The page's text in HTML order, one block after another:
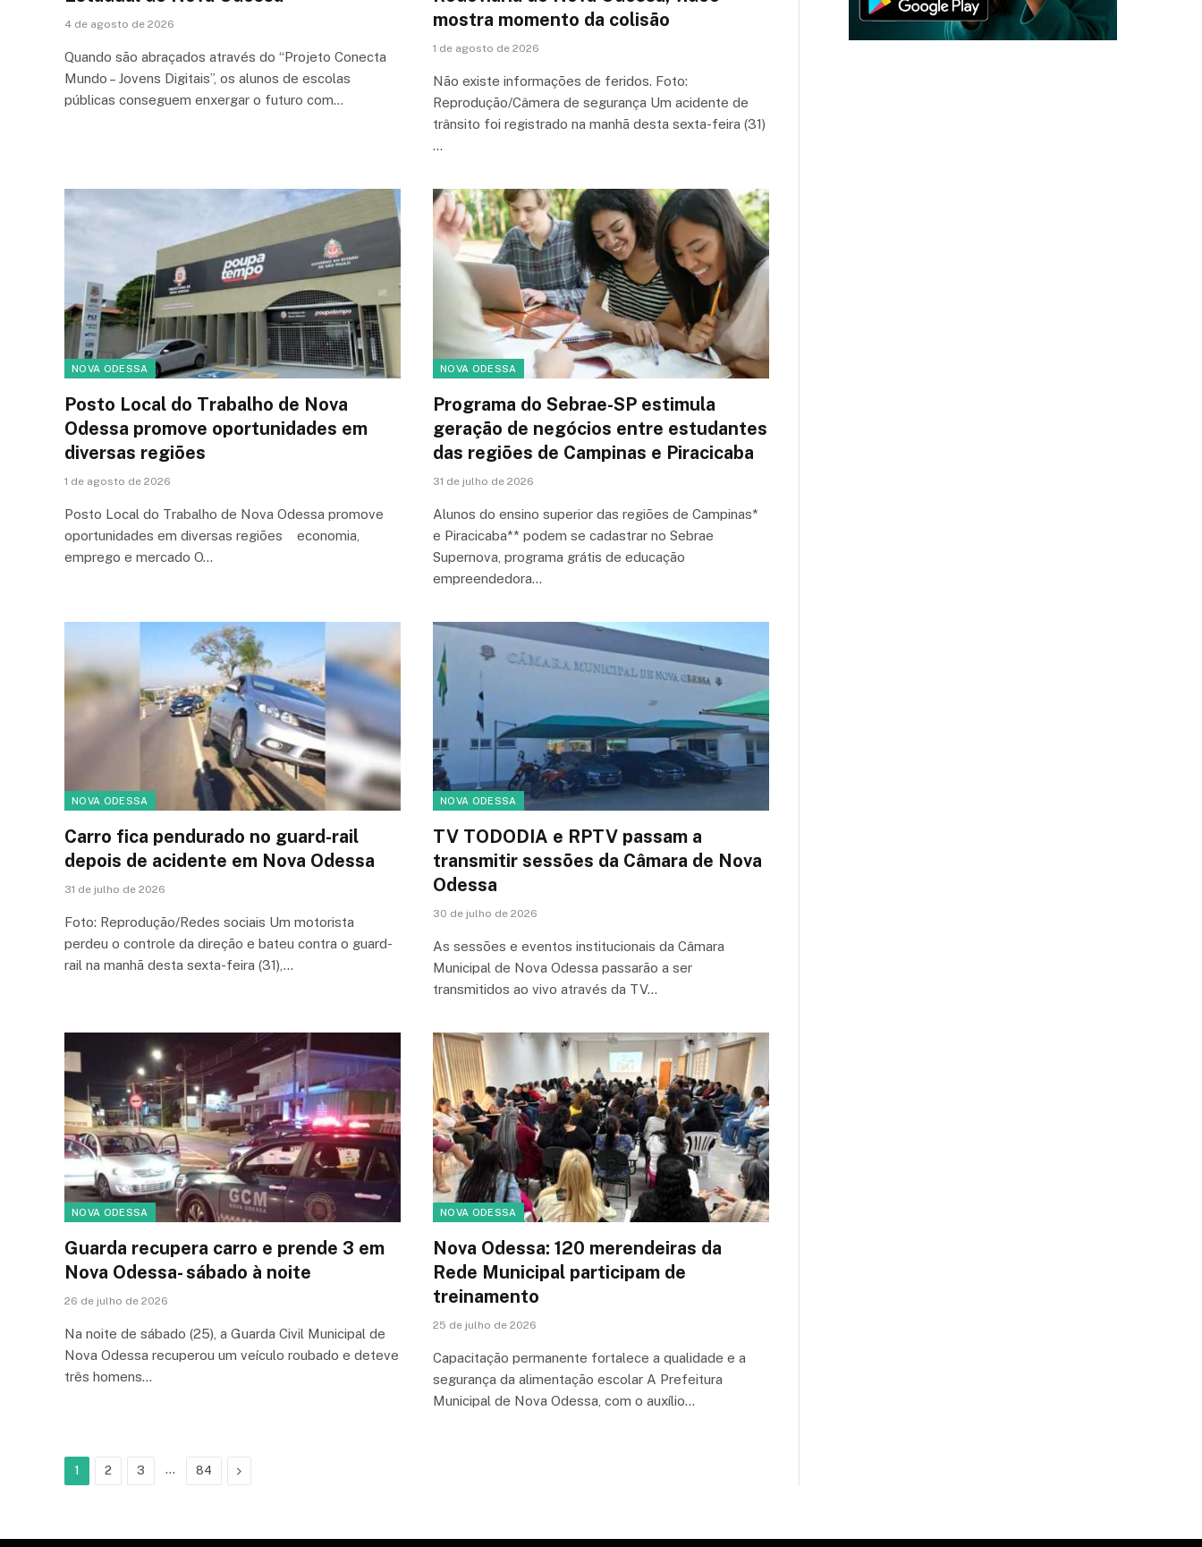
4 de agosto de 2026
Quando são abraçados através do “Projeto Conecta
Mundo – Jovens Digitais”, os alunos de escolas
públicas conseguem enxergar o futuro com…
mostra momento da colisão
1 de agosto de 2026
Não existe informações de feridos. Foto:
Reprodução/Câmera de segurança Um acidente de
trânsito foi registrado na manhã desta sexta-feira (31)
…
NOVA ODESSA
Posto Local do Trabalho de Nova
Odessa promove oportunidades em
diversas regiões
1 de agosto de 2026
Posto Local do Trabalho de Nova Odessa promove
oportunidades em diversas regiões economia,
emprego e mercado O…
NOVA ODESSA
Programa do Sebrae-SP estimula
geração de negócios entre estudantes
das regiões de Campinas e Piracicaba
31 de julho de 2026
Alunos do ensino superior das regiões de Campinas*
e Piracicaba** podem se cadastrar no Sebrae
Supernova, programa grátis de educação
empreendedora…
NOVA ODESSA
Carro fica pendurado no guard-rail
depois de acidente em Nova Odessa
31 de julho de 2026
Foto: Reprodução/Redes sociais Um motorista
perdeu o controle da direção e bateu contra o guard-
rail na manhã desta sexta-feira (31),…
NOVA ODESSA
TV TODODIA e RPTV passam a
transmitir sessões da Câmara de Nova
Odessa
30 de julho de 2026
As sessões e eventos institucionais da Câmara
Municipal de Nova Odessa passarão a ser
transmitidos ao vivo através da TV…
NOVA ODESSA
Guarda recupera carro e prende 3 em
Nova Odessa- sábado à noite
26 de julho de 2026
Na noite de sábado (25), a Guarda Civil Municipal de
Nova Odessa recuperou um veículo roubado e deteve
três homens…
NOVA ODESSA
Nova Odessa: 120 merendeiras da
Rede Municipal participam de
treinamento
25 de julho de 2026
Capacitação permanente fortalece a qualidade e a
segurança da alimentação escolar A Prefeitura
Municipal de Nova Odessa, com o auxílio…
1 2 3 … 84 Next